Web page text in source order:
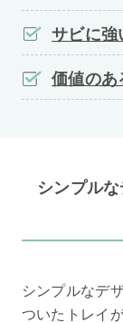
サビに強
価値のあ
シンプル
シンプルなデ
ついたトレイ